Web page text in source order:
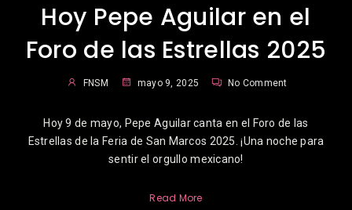
Hoy Pepe Aguilar en el
Foro de las Estrellas 2025
FNSM mayo 9, 2025 No Comment
Hoy 9 de mayo, Pepe Aguilar canta en el Foro de las
Estrellas de la Feria de San Marcos 2025. ¡Una noche para
sentir el orgullo mexicano!
Read More